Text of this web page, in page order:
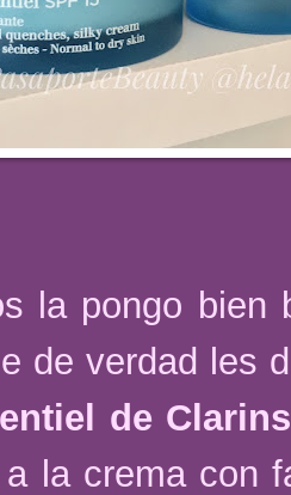
la pongo bien
de verdad les
de Clarins
la crema con